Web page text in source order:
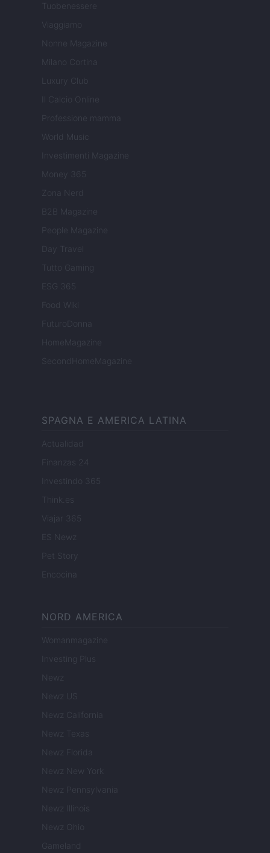
Tuobenessere
Viaggiamo
Nonne Magazine
Milano Cortina
Luxury Club
Il Calcio Online
Professione mamma
World Music
Investimenti Magazine
Money 365
Zona Nerd
B2B Magazine
People Magazine
Day Travel
Tutto Gaming
ESG 365
Food Wiki
FuturoDonna
HomeMagazine
SecondHomeMagazine
SPAGNA E AMERICA LATINA
Actualidad
Finanzas 24
Investindo 365
Think.es
Viajar 365
ES Newz
Encocina
NORD AMERICA
Womanmagazine
Investing Plus
Newz
Newz US
Newz California
Newz Texas
Newz Florida
Newz New York
Newz Pennsylvania
Newz Illinois
Newz Ohio
Gameland